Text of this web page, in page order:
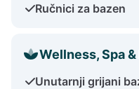
Ručnici za bazen
Wellness, Spa
Unutarnji grijani